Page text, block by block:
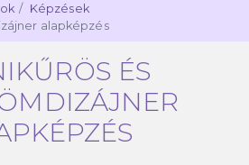
Képzések
alapképzés
ÉS